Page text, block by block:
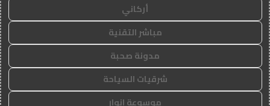
أركاني
مباشر التقنية
مدونة صحبة
شرقيات السياحة
موسوعة انوار